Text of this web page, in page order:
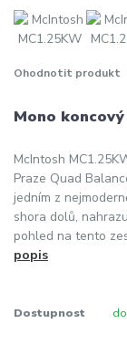
Ohodnotit produkt
Mono
McIntosh
Praze Quad
jedním z
shora dolů,
pohled na tento
popis
Dostupnost